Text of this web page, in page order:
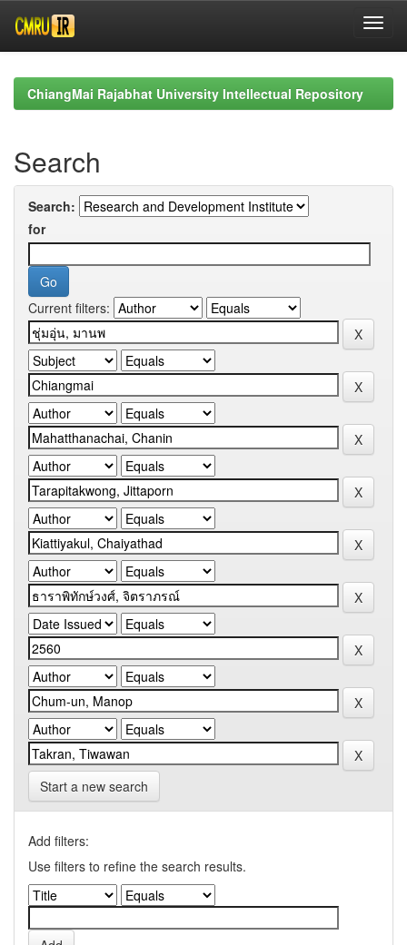
navigationChiangMai Rajabhat University Intellectual Repository
Search
Search:
for
Current filters:
Start a new search
Add filters:
Use filters to refine the search results.